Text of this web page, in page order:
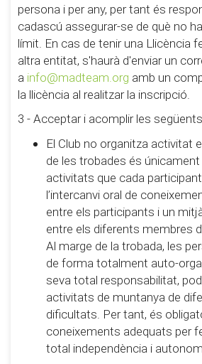
persona i per any, per tant és
cadascú assegurar-se de què no
límit. En cas de tenir una Llicència
altra entitat, s'haurà d'enviar un
a info@madteam.org amb un
la llicència al realitzar la inscripció.
3 - Acceptar i acomplir les
El Club no organitza activitat
de les trobades és
activitats que cada
l’intercanvi oral de
entre els participants i un
entre els diferents membres
Al marge de la trobada, les
de forma totalment auto-
seva total responsabilitat,
activitats de muntanya de
dificultats. Per tant, és
coneixements adequats per
total independència i